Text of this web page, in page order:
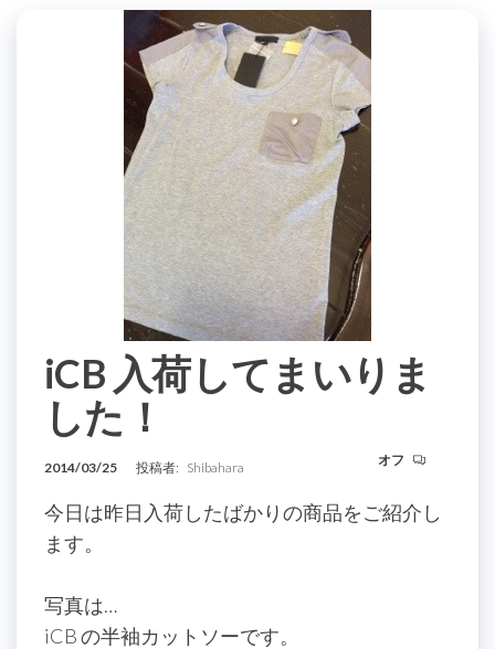
iCB 入荷してまいりま
した！
2014/03/25 投稿者: Shibahara オフ
今日は昨日入荷したばかりの商品をご紹介し
ます。
写真は…
iCB の半袖カットソーです。